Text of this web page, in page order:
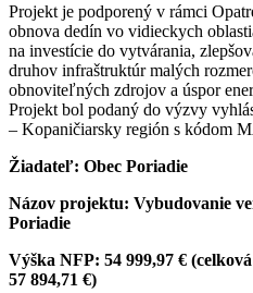
Projekt je podporený v rámci
obnova dedín vo vidieckych
na investície do vytvárania,
druhov infraštruktúr malých
obnoviteľných zdrojov a úspor
Projekt bol podaný do výzvy
– Kopaničiarsky región s kódom
Žiadateľ: Obec Poriadie
Názov projektu: Vybudovanie
Poriadie
Výška NFP: 54 999,97 €
57 894,71 €)